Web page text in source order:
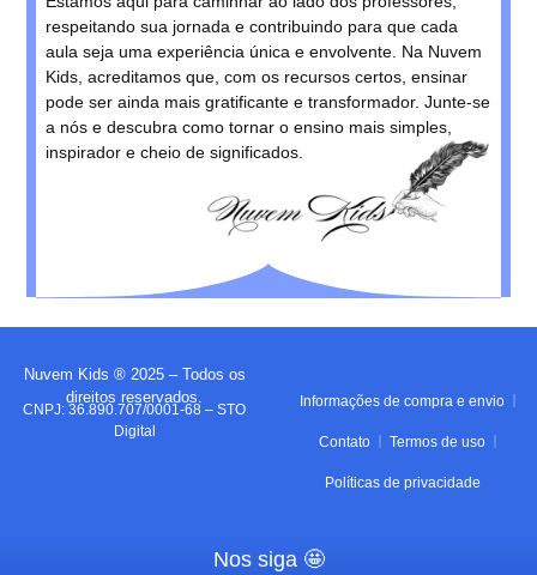
respeitando sua jornada e contribuindo para que cada
aula seja uma experiência única e envolvente. Na Nuvem
Kids, acreditamos que, com os recursos certos, ensinar
pode ser ainda mais gratificante e transformador. Junte-se
a nós e descubra como tornar o ensino mais simples,
inspirador e cheio de significados.
Nuvem Kids ® 2025 – Todos os
direitos reservados.
CNPJ: 36.890.707/0001-68 – STO
Digital
Informações de compra e envio
Contato Termos de uso
Políticas de privacidade
Nos siga 🤩